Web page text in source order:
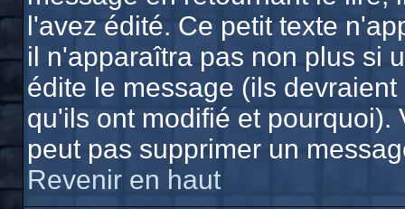
l'avez édité. Ce petit texte
il n'apparaîtra pas non plus si
édite le message (ils
qu'ils ont modifié et
peut pas supprimer un
Revenir en haut